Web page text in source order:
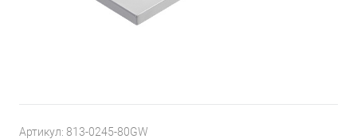
Артикул: 813-0245-80GW